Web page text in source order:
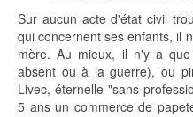
Sur aucun acte d'état civil
qui concernent ses enfants, il
mère. Au mieux, il n'y a
absent ou à la guerre), ou
Livec, éternelle "sans
5 ans un commerce de